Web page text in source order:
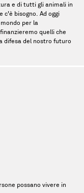
e di tutti gli animali in
c'è bisogno. Ad oggi
per la
quelli che
difesa del nostro futuro
possano vivere in